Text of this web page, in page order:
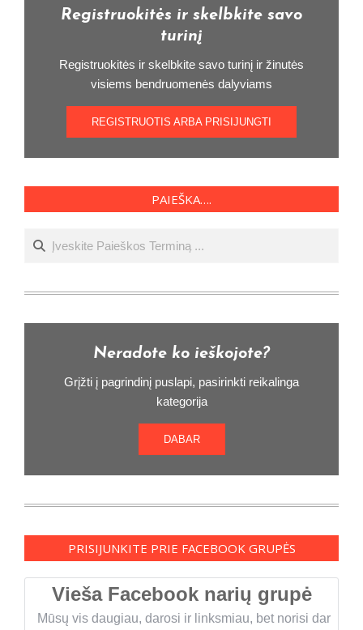
Registruokitės ir skelbkite savo
turinį
Registruokitės ir skelbkite savo turinį ir žinutės
visiems bendruomenės dalyviams
REGISTRUOTIS ARBA PRISIJUNGTI
PAIEŠKA….
Ieškoti
Neradote ko ieškojote?
Grįžti į pagrindinį puslapi, pasirinkti reikalinga
kategorija
DABAR
PRISIJUNKITE PRIE FACEBOOK GRUPĖS
Vieša Facebook narių grupė
Mūsų vis daugiau, darosi ir linksmiau, bet norisi dar